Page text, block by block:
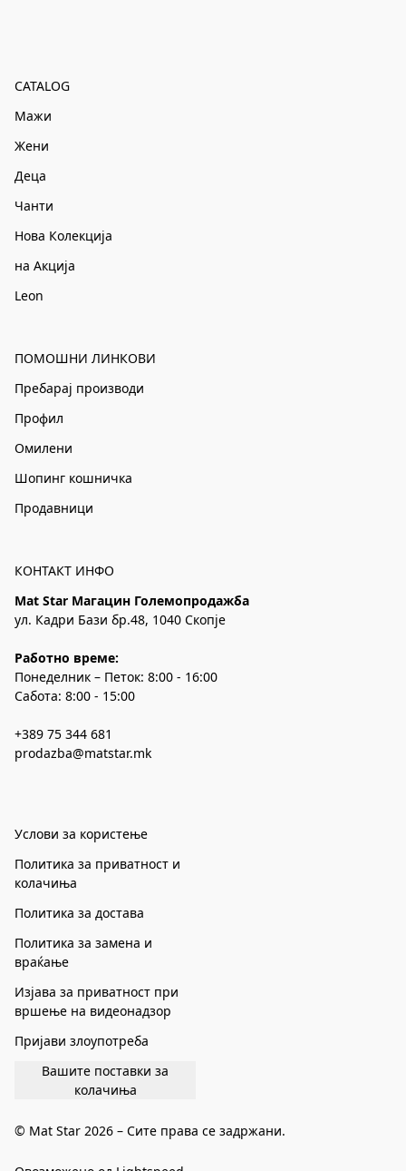
CATALOG
Мажи
Жени
Деца
Чанти
Нова Колекција
на Акција
Leon
ПОМОШНИ ЛИНКОВИ
Пребарај производи
Профил
Омилени
Шопинг кошничка
Продавници
КОНТАКТ ИНФО
Mat Star Магацин Големопродажба
ул. Кадри Бази бр.48, 1040 Скопје
Работно време:
Понеделник – Петок: 8:00 - 16:00
Сабота: 8:00 - 15:00
+389 75 344 681
prodazba@matstar.mk
Услови за користење
Политика за приватност и
колачиња
Политика за достава
Политика за замена и
враќање
Изјава за приватност при
вршење на видеонадзор
Пријави злоупотреба
Вашите поставки за
колачиња
© Mat Star 2026 – Сите права се задржани.